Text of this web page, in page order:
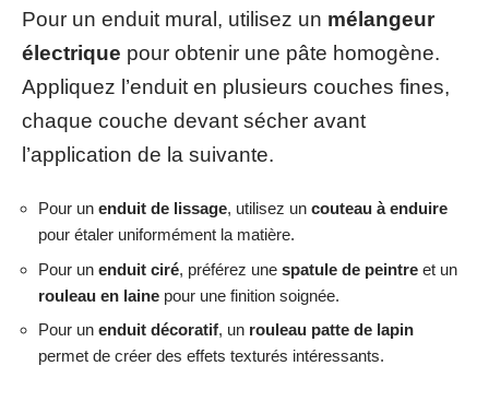
Pour un enduit mural, utilisez un mélangeur
électrique pour obtenir une pâte homogène.
Appliquez l’enduit en plusieurs couches fines,
chaque couche devant sécher avant
l’application de la suivante.
Pour un enduit de lissage, utilisez un couteau à enduire
pour étaler uniformément la matière.
Pour un enduit ciré, préférez une spatule de peintre et un
rouleau en laine pour une finition soignée.
Pour un enduit décoratif, un rouleau patte de lapin
permet de créer des effets texturés intéressants.